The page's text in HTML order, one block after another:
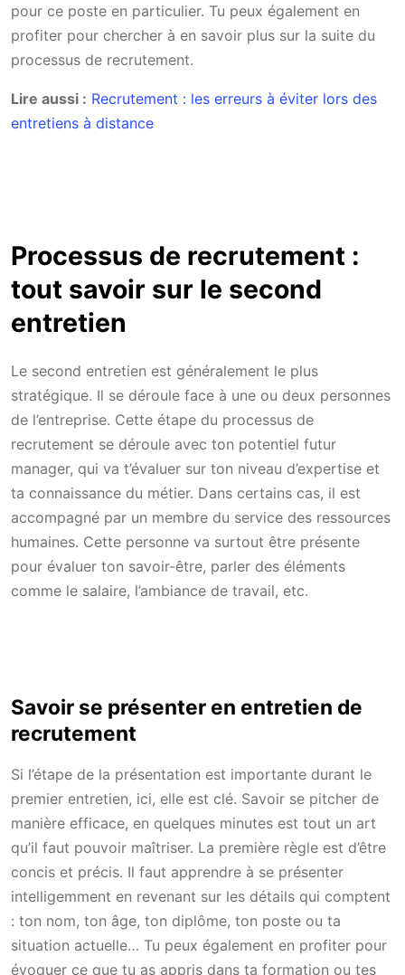
pour ce poste en particulier. Tu peux également en
profiter pour chercher à en savoir plus sur la suite du
processus de recrutement.
Lire aussi : Recrutement : les erreurs à éviter lors des
entretiens à distance
Processus de recrutement :
tout savoir sur le second
entretien
Le second entretien est généralement le plus
stratégique. Il se déroule face à une ou deux personnes
de l’entreprise. Cette étape du processus de
recrutement se déroule avec ton potentiel futur
manager, qui va t’évaluer sur ton niveau d’expertise et
ta connaissance du métier. Dans certains cas, il est
accompagné par un membre du service des ressources
humaines. Cette personne va surtout être présente
pour évaluer ton savoir-être, parler des éléments
comme le salaire, l’ambiance de travail, etc.
Savoir se présenter en entretien de
recrutement
Si l’étape de la présentation est importante durant le
premier entretien, ici, elle est clé. Savoir se pitcher de
manière efficace, en quelques minutes est tout un art
qu’il faut pouvoir maîtriser. La première règle est d’être
concis et précis. Il faut apprendre à se présenter
intelligemment en revenant sur les détails qui comptent
: ton nom, ton âge, ton diplôme, ton poste ou ta
situation actuelle… Tu peux également en profiter pour
évoquer ce que tu as appris dans ta formation ou tes